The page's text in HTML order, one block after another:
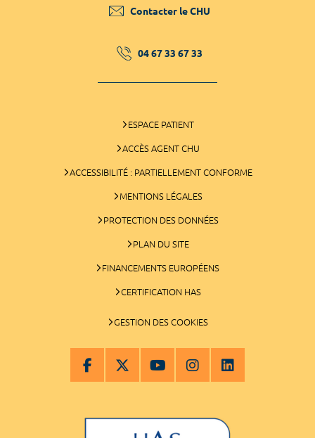
Contacter le CHU
04 67 33 67 33
ESPACE PATIENT
ACCÈS AGENT CHU
ACCESSIBILITÉ : PARTIELLEMENT CONFORME
MENTIONS LÉGALES
PROTECTION DES DONNÉES
PLAN DU SITE
FINANCEMENTS EUROPÉENS
CERTIFICATION HAS
GESTION DES COOKIES